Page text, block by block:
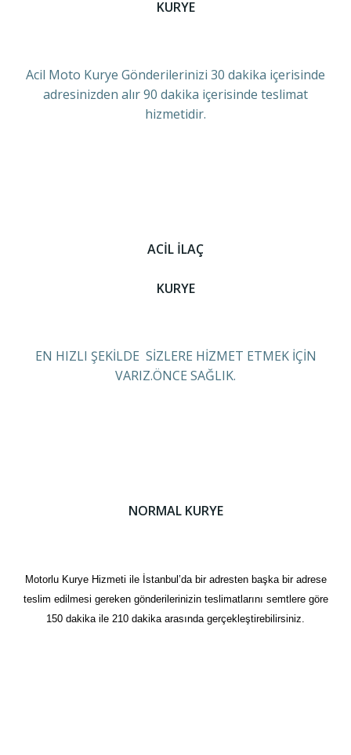
KURYE
Acil Moto Kurye Gönderilerinizi 30 dakika içerisinde
adresinizden alır 90 dakika içerisinde teslimat
hizmetidir.
ACİL İLAÇ
KURYE
EN HIZLI ŞEKİLDE SİZLERE HİZMET ETMEK İÇİN
VARIZ.ÖNCE SAĞLIK.
NORMAL KURYE
Motorlu Kurye Hizmeti ile İstanbul’da bir adresten başka bir adrese
teslim edilmesi gereken gönderilerinizin teslimatlarını semtlere göre
150 dakika ile 210 dakika arasında gerçekleştirebilirsiniz.